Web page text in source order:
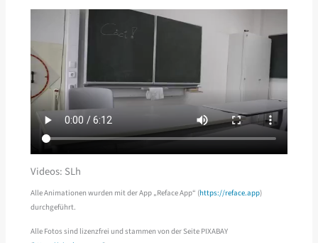
Videos: SLh
Alle Animationen wurden mit der App „Reface App“ (https://reface.app)
durchgeführt.
Alle Fotos sind lizenzfrei und stammen von der Seite PIXABAY